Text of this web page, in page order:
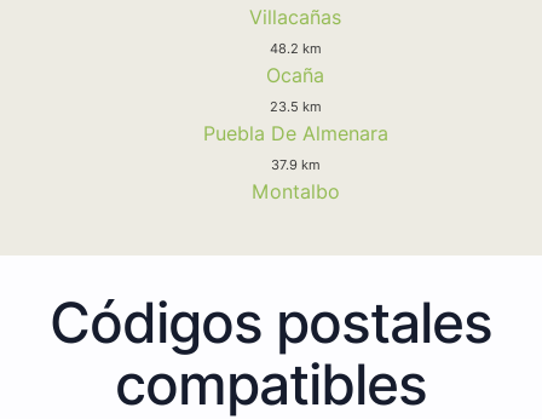
Villacañas
48.2 km
Ocaña
23.5 km
Puebla De Almenara
37.9 km
Montalbo
Códigos postales
compatibles